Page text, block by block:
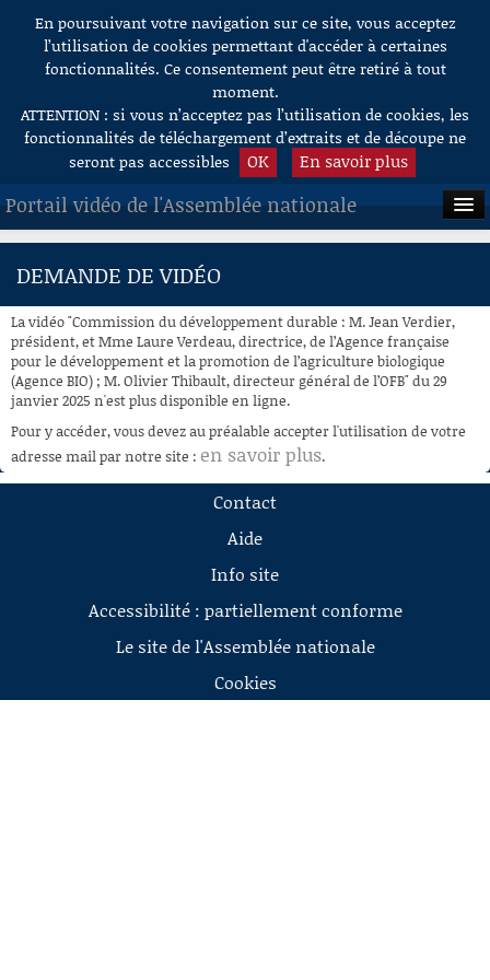
Aller au contenu
En poursuivant votre navigation sur ce site, vous acceptez
l’utilisation de cookies permettant d'accéder à certaines
fonctionnalités. Ce consentement peut être retiré à tout
moment.
ATTENTION : si vous n’acceptez pas l’utilisation de cookies, les
fonctionnalités de téléchargement d’extraits et de découpe ne
seront pas accessibles
OK En savoir plus
Portail vidéo de l'Assemblée nationale
ACCUEIL
À LA DEMANDE
RECHERCHE
AIDE À LA DÉCOUPE
DE VIDÉOS
DEMANDE DE VIDÉO
La vidéo "Commission du développement durable : M. Jean Verdier,
président, et Mme Laure Verdeau, directrice, de l’Agence française
pour le développement et la promotion de l’agriculture biologique
(Agence BIO) ; M. Olivier Thibault, directeur général de l’OFB" du 29
janvier 2025 n'est plus disponible en ligne.
Pour y accéder, vous devez au préalable accepter l'utilisation de votre
adresse mail par notre site : en savoir plus.
Contact
Aide
Info site
Accessibilité : partiellement conforme
Le site de l'Assemblée nationale
Cookies